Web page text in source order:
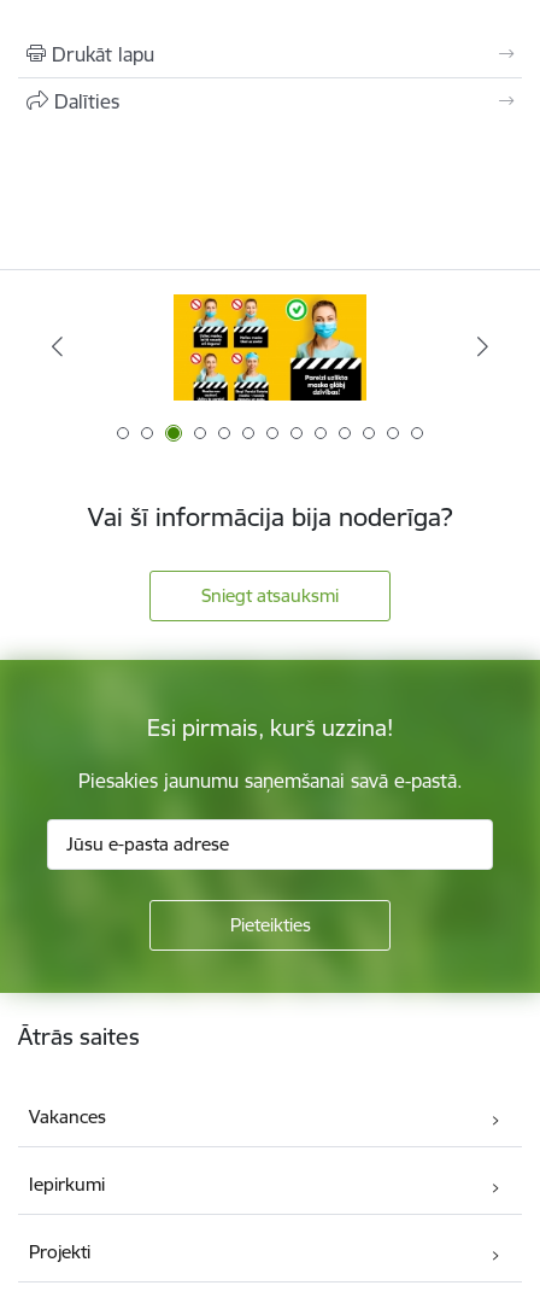
Drukāt lapu
Dalīties
Vai šī informācija bija noderīga?
Sniegt atsauksmi
Esi pirmais, kurš uzzina!
Piesakies jaunumu saņemšanai savā e-pastā.
Kājene
Ātrās saites
Vakances
Iepirkumi
Projekti